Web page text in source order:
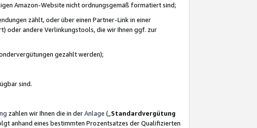
Amazon-Website nicht ordnungsgemäß formatiert sind;
zählt, oder über einen Partner-Link in einer
oder andere Verlinkungstools, die wir Ihnen ggf. zur
gezahlt werden);
sind.
zahlen wir Ihnen die in derAnlage („ Standardvergütung
anhand eines bestimmten Prozentsatzes der Qualifizierten